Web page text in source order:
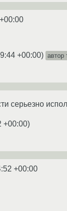
+00:00) автор
серьезно
+00:00)
+00:00